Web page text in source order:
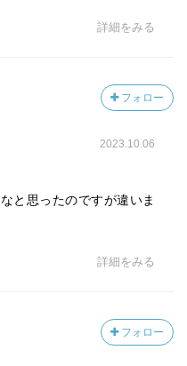
詳細をみる
フォロー
2023.10.06
と思ったのですが違いま
詳細をみる
フォロー